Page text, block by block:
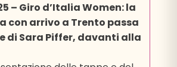
– Giro d’Italia Women: la
con arrivo a Trento passa
di Sara Piffer, davanti alla